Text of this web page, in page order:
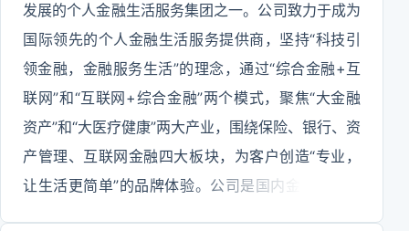
发展的个人金融生活服务集团之一。公司致力于成为
国际领先的个人金融生活服务提供商，坚持“科技引
领金融，金融服务生活”的理念，通过“综合金融+互
联网”和“互联网+综合金融”两个模式，聚焦“大金融
资产”和“大医疗健康”两大产业，围绕保险、银行、资
产管理、互联网金融四大板块，为客户创造“专业，
让生活更简单”的品牌体验。公司是国内金融牌照最